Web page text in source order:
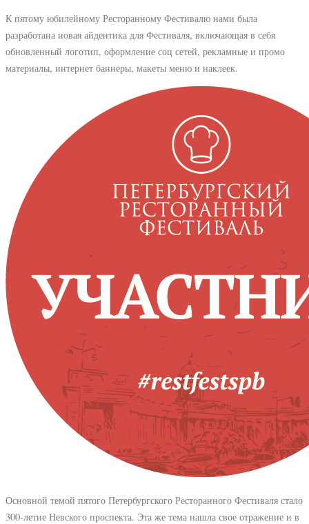
К пятому юбилейному Ресторанному Фестивалю нами была
разработана новая айдентика для Фестиваля, включающая в себя
обновленный логотип, оформление соц сетей, рекламные и промо
материалы, интернет баннеры, макеты меню и наклеек.
Основной темой пятого Петербургского Ресторанного Фестиваля стало
300-летие Невского проспекта. Эта же тема нашла свое отражение и в